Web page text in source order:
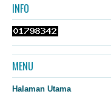
INFO
MENU
Halaman Utama